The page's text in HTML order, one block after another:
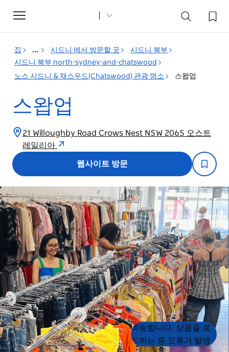
Toggle
navigation
집 ... 시드니 에서 방문할 곳
시드니 북부
시드니 북부 north-sydney-and-chatswood
노스 시드니 & 채스우드(Chatswood) 관광 명소
스왑업
스왑업
21 Willoughby Road Crows Nest NSW 2065 오스트
레일리아
웹사이트 방문
Product
List
Product
List
죄송합니다. 상품을 로
드하는 중 오류가 발생